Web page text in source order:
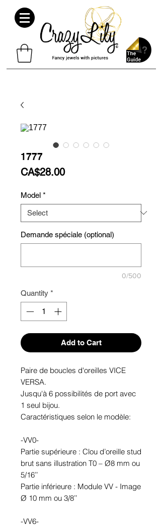
1777
CA$28.00Price
Model *
Demande spéciale (optional)
0/500
Quantity *
Add to Cart
Paire de boucles d'oreilles VICE
VERSA.
Jusqu'à 6 possibilités de port avec
1 seul bijou.
Caractéristiques selon le modèle:
-VV0-
Partie supérieure : Clou d’oreille stud
brut sans illustration T0 – Ø8 mm ou
5/16’’
Partie inférieure : Module VV - Image
Ø 10 mm ou 3/8’’
-VV6-